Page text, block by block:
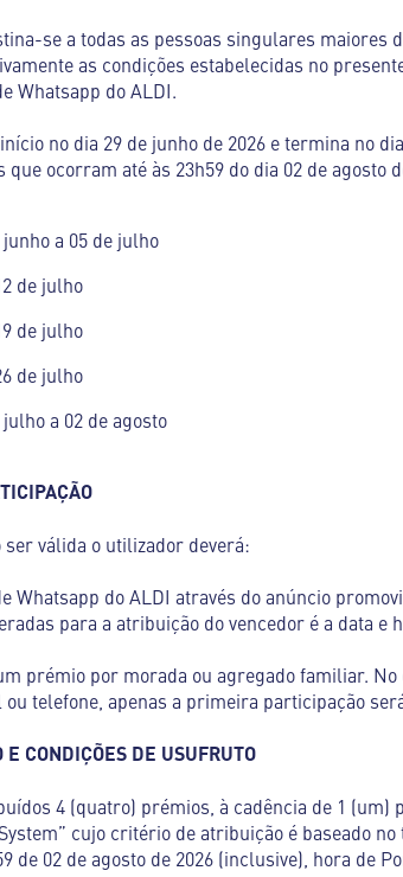
se a todas as pessoas singulares maiores
as condições estabelecidas no
Whatsapp do ALDI.
no dia 29 de junho de 2026 e termina no
ocorram até às 23h59 do dia 02 de agosto
a 05 de julho
de julho
de julho
de julho
a 02 de agosto
válida o utilizador deverá:
Whatsapp do ALDI através do anúncio
para a atribuição do vencedor é a data
prémio por morada ou agregado familiar.
telefone, apenas a primeira participação
CONDIÇÕES DE USUFRUTO
4 (quatro) prémios, à cadência de 1
cujo critério de atribuição é baseado
de 02 de agosto de 2026 (inclusive), hora de